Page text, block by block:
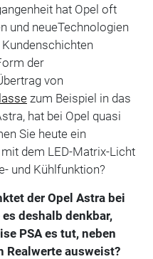
hat Opel oft
und neueTechnologien
der
von
zum Beispiel in das
hat bei Opel quasi
Sie heute ein
dem LED-Matrix-Licht
und Kühlfunktion?
der Opel Astra bei
deshalb denkbar,
PSA es tut, neben
Realwerte ausweist?